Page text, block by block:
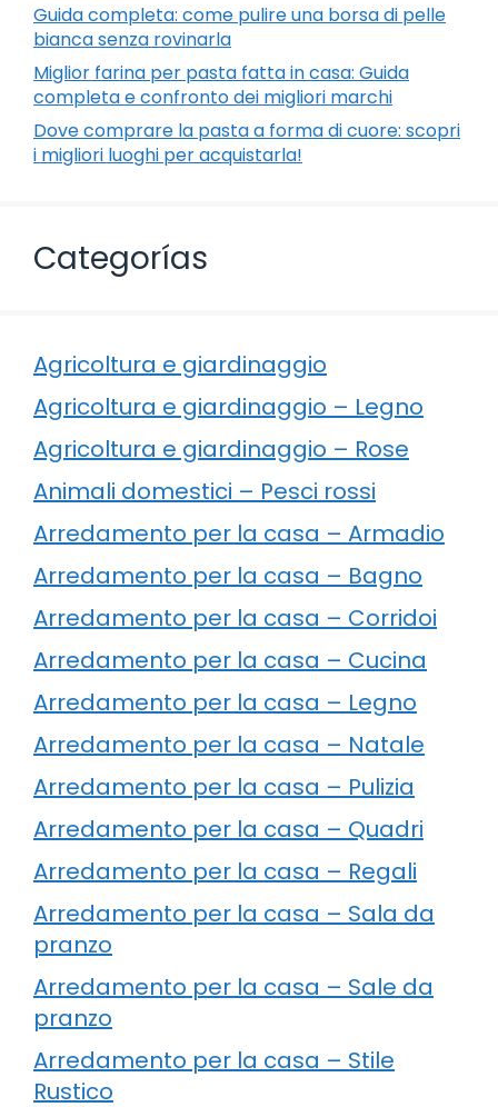
Guida completa: come pulire una borsa di pelle
bianca senza rovinarla
Miglior farina per pasta fatta in casa: Guida
completa e confronto dei migliori marchi
Dove comprare la pasta a forma di cuore: scopri
i migliori luoghi per acquistarla!
Categorías
Agricoltura e giardinaggio
Agricoltura e giardinaggio – Legno
Agricoltura e giardinaggio – Rose
Animali domestici – Pesci rossi
Arredamento per la casa – Armadio
Arredamento per la casa – Bagno
Arredamento per la casa – Corridoi
Arredamento per la casa – Cucina
Arredamento per la casa – Legno
Arredamento per la casa – Natale
Arredamento per la casa – Pulizia
Arredamento per la casa – Quadri
Arredamento per la casa – Regali
Arredamento per la casa – Sala da
pranzo
Arredamento per la casa – Sale da
pranzo
Arredamento per la casa – Stile
Rustico